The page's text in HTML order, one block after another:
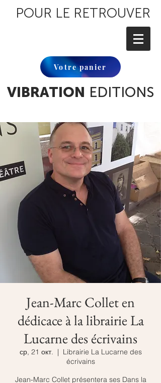
POUR LE RETROUVER
Votre panier
VIBRATION EDITIONS
Jean-Marc Collet en
dédicace à la librairie La
Lucarne des écrivains
ср, 21 окт.
  |
Librairie La Lucarne des
écrivains
Jean-Marc Collet présentera ses Dans la